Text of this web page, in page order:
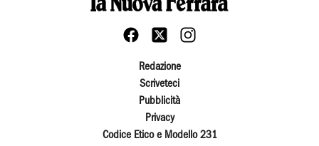
Redazione
Scriveteci
Pubblicità
Privacy
Codice Etico e Modello 231